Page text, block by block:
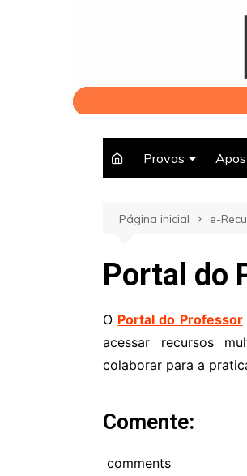
Provas
Página inicial e-
Portal do
O Portal do Professor
acessar recursos
colaborar para a
Comente:
comments